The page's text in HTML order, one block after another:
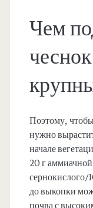
Чем
Поэтому,
нужно
начале
20 г
сернокислого/
до выкопки
почва с